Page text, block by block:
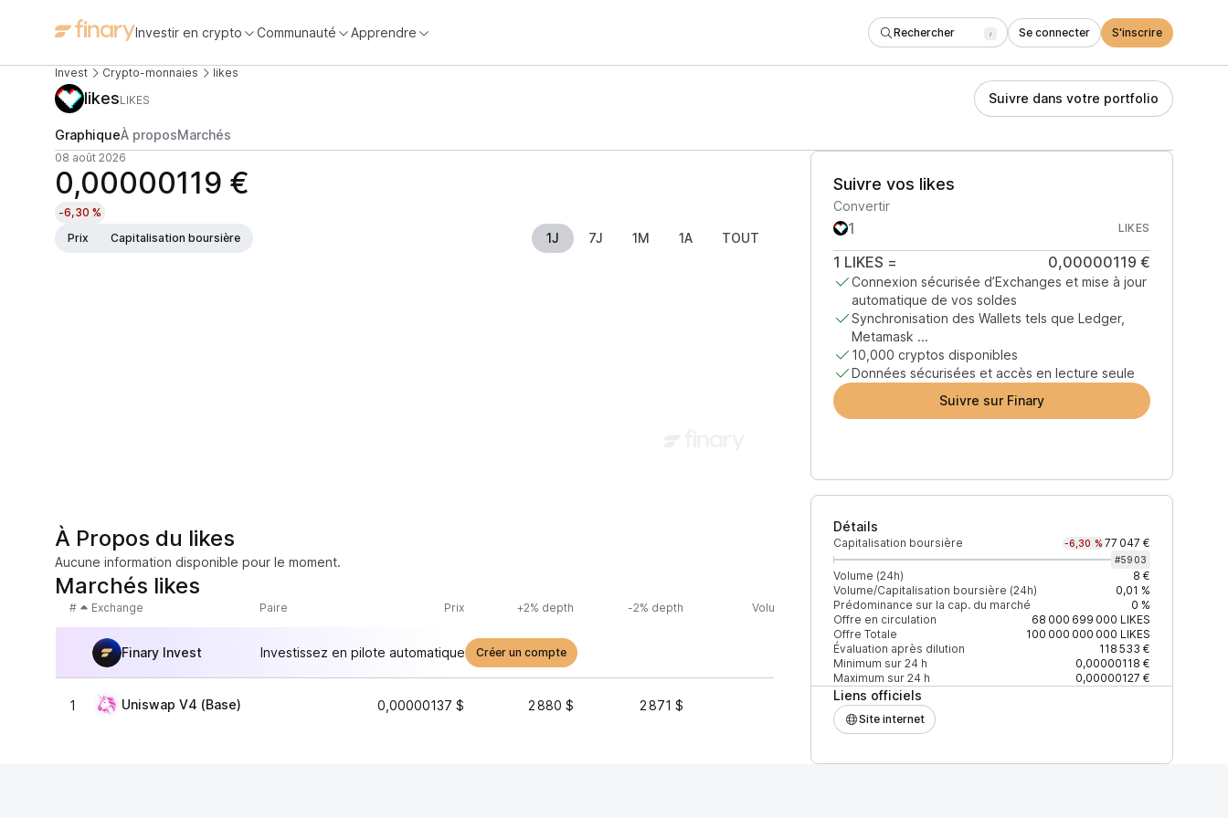
Investir en crypto Communauté Apprendre Rechercher / Se connecter S'inscrire
Invest Crypto-monnaies likes
likesLIKES Suivre dans votre portfolio
GraphiqueÀ proposMarchés
08 août 2026
0,00000119 €
-6,30 %
Prix
Capitalisation boursière 1J 7J 1M 1A TOUT
Suivre vos likes
Convertir
LIKES
1 LIKES = 0,00000119 €
Connexion sécurisée d’Exchanges et mise à jour
automatique de vos soldes
Synchronisation des Wallets tels que Ledger,
Metamask ...
10,000 cryptos disponibles
Données sécurisées et accès en lecture seule
Suivre sur Finary
Détails
Capitalisation boursière -6,30 % 77 047 €
#5903
Volume (24h)
8 €
Volume/Capitalisation boursière (24h)
0,01 %
Prédominance sur la cap. du marché
0 %
Offre en circulation
68 000 699 000 LIKES
Offre Totale
100 000 000 000 LIKES
Évaluation après dilution
118 533 €
Minimum sur 24 h
0,00000118 €
Maximum sur 24 h
0,00000127 €
Liens officiels
Site internet
À Propos du likes
Aucune information disponible pour le moment.
Marchés likes
# Exchange Paire Prix +2% depth -2% depth Volume (24h) % du volume Confiance Mis à jour
Finary Invest Investissez en pilote automatique Créer un compte
1 Uniswap V4 (Base) 0,00000137 $ 2 880 $ 2 871 $ 100 %